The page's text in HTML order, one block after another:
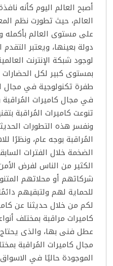
أصبح العالم اليوم كأنه
العالم، حيث تطورت نظم
على مستوى العالم
دولة بعينها، ويعتبر
لوجود شبكة الإنترنت
بمستوى كبير لكل
طفرة تكنولوجية في مجال
في مجال كاميرات
تنوعت كاميرات المُراقبة
ونفسر هذه التطورات
المُراقبة بوجه عام، ونظرًا
الضخمة خلال الفترات
الكثير من الناس لفرض
شركاتهم أو محلاتهم
للحماية لهم ولتبقيهم
لكم من خلال حديثنا عن
كاميرات مراقبة بمختلف
عطل فنى بها، والذى
مجال كاميرات المُراقبة
الموجودة حاليًا في